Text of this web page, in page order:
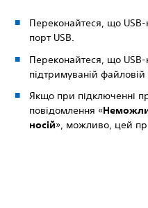
Переконайтеся, що USB-
порт USB.
Переконайтеся, що
підтримуваній файловій
Якщо при підключенні
повідомлення «
носій», можливо, цей